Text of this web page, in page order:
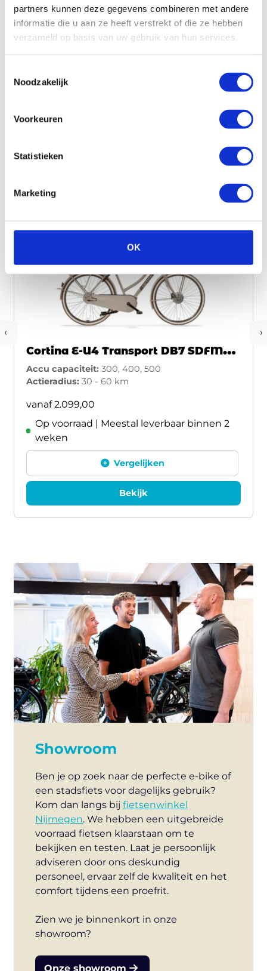
partners kunnen deze gegevens combineren met andere
informatie die u aan ze heeft verstrekt of die ze hebben
verzameld op basis van uw gebruik van hun services.
Noodzakelijk
Voorkeuren
Statistieken
Marketing
OK
weken
Vergelijken
Maak je aankoop compleet
Cortina E-U4 Transport DB7 SDFM
2026
Accu capaciteit: 300, 400, 500
Actieradius: 30 - 60 km
vanaf2.099,00
Op voorraad | Meestal leverbaar binnen 2
weken
Vergelijken
Bekijk
‹ ›
Showroom
Ben je op zoek naar de perfecte e-bike of
een stadsfiets voor dagelijks gebruik?
Kom dan langs bijfietsenwinkel
Nijmegen. We hebben een uitgebreide
voorraad fietsen klaarstaan om te
bekijken en testen. Laat je persoonlijk
adviseren door ons deskundig
personeel, ervaar zelf de kwaliteit en het
comfort tijdens een proefrit.
Zien we je binnenkort in onze
showroom?
Onze showroom